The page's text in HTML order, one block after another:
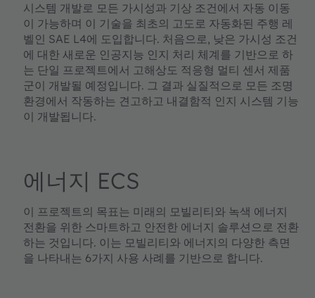
시스템 개발로 모든 가시성과 기상 조건에서 자동 이동
이 가능하며 이 기술을 최초의 고도로 자동화된 주행 레
벨인 SAE L4에 도입합니다. 처음으로, 낮은 가시성 조건
에 대한 새로운 인공지능 인지 처리 체계를 기반으로 하
는 단일 프로젝트에서 고해상도 적응형 멀티 센서 제품
군이 개발될 예정입니다. 그 결과 실질적으로 모든 조명
환경에서 작동하는 견고하고 내결함적 인지 시스템 기능
이 개발됩니다.
에너지 ECS
이 프로젝트의 목표는 미래의 모빌리티와 녹색 에너지
전환을 위한 스마트하고 안전한 에너지 솔루션으로 전환
하는 것입니다. 이는 모빌리티와 에너지의 다양한 측면
을 나타내는 6가지 사용 사례를 기반으로 합니다.